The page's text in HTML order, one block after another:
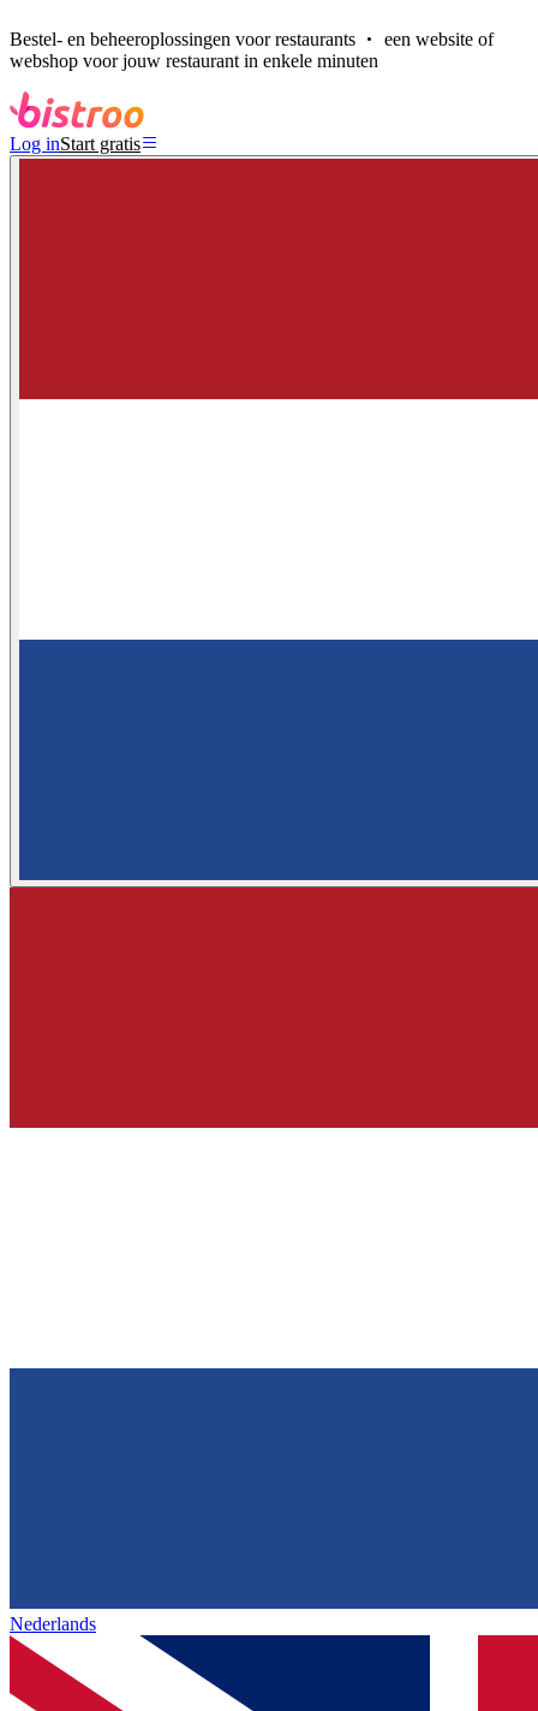
Bestel- en beheeroplossingen voor restaurants
een website of
webshop voor jouw restaurant in enkele minuten
Log inStart gratis
Nederlands